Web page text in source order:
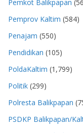
Pemkot Balikpapan
Pemprov Kaltim (584)
Penajam (550)
Pendidikan (105)
PoldaKaltim (1,799)
Politik (299)
Polresta Balikpapan
PSDKP Balikpapan/